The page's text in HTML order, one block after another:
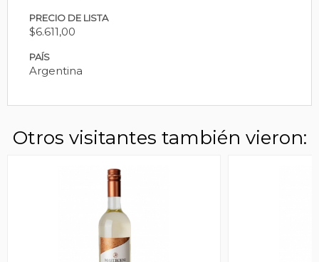
PRECIO DE LISTA
$6.611,00
PAÍS
Argentina
Otros visitantes también vieron: